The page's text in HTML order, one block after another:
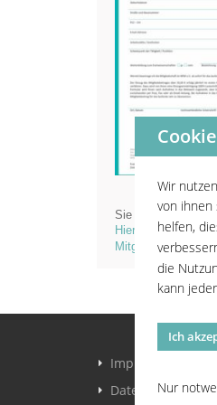
Sie wollen Mitglied
Hier finden Sie den
Mitgliedsantrag.
Impressum
Wir
von ihnen
helfen,
die
kann
Ich
Nur